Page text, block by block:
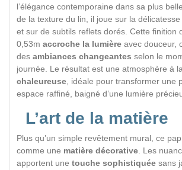
l’élégance contemporaine dans sa plus
de la texture du lin, il joue sur la
et sur de subtils reflets dorés. Cette finition
0,53m accroche la lumière avec douceur,
des ambiances changeantes selon le
journée. Le résultat est une atmosphère à
chaleureuse, idéale pour transformer une
espace raffiné, baigné d’une lumière
L’art de la matière
Plus qu’un simple revêtement mural, ce
comme une matière décorative. Les
apportent une touche sophistiquée sans